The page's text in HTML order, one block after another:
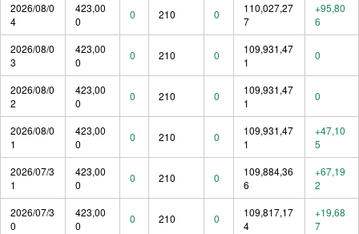
2026/08/0
4
423,00
0
0 210 0
110,027,27
7
+95,80
6
2026/08/0
3
423,00
0
0 210 0
109,931,47
1
0
2026/08/0
2
423,00
0
0 210 0
109,931,47
1
0
2026/08/0
1
423,00
0
0 210 0
109,931,47
1
+47,10
5
2026/07/3
1
423,00
0
0 210 0
109,884,36
6
+67,19
2
2026/07/3
0
423,00
0
0 210 0
109,817,17
4
+19,68
7